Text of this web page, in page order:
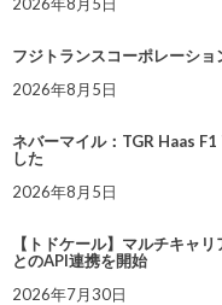
2026年8月5日
フジトランスコーポレーシ
2026年8月5日
ネバーマイル：TGR Haas
した
2026年8月5日
【トドケール】マルチキャ
とのAPI連携を開始
2026年7月30日